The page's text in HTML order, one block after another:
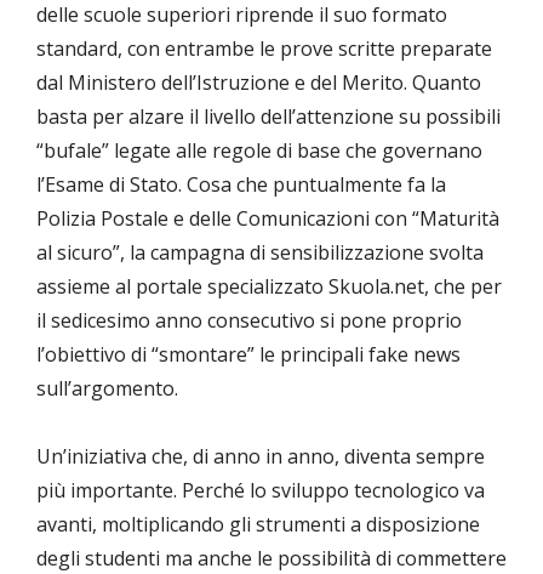
delle scuole superiori riprende il suo formato
standard, con entrambe le prove scritte preparate
dal Ministero dell’Istruzione e del Merito. Quanto
basta per alzare il livello dell’attenzione su possibili
“bufale” legate alle regole di base che governano
l’Esame di Stato. Cosa che puntualmente fa la
Polizia Postale e delle Comunicazioni con “Maturità
al sicuro”, la campagna di sensibilizzazione svolta
assieme al portale specializzato Skuola.net, che per
il sedicesimo anno consecutivo si pone proprio
l’obiettivo di “smontare” le principali fake news
sull’argomento.
Un’iniziativa che, di anno in anno, diventa sempre
più importante. Perché lo sviluppo tecnologico va
avanti, moltiplicando gli strumenti a disposizione
degli studenti ma anche le possibilità di commettere